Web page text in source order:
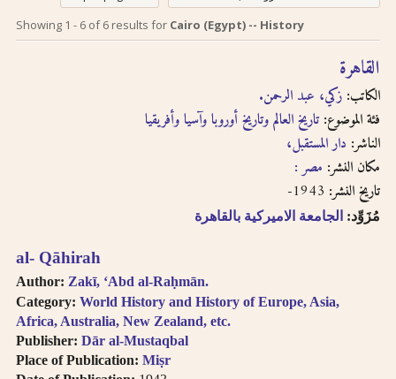
Search tips in
Arabic
perform on this site
of the books. As
searching
technologies for
Arabic OCR develop,
we intend to
introduce full-text
إرشادات للبحث لدى
استخدام الترجمة
الصوتية بالحروف
اللاتينية
إن عملية البحث التي تجريها في
هذا الموقع تعطي وصف
ببليوغرافي عن الكتاب
المسترجع باللغتين العربية
والانجليزية ولكنها لا تقدّم
عندما تتطوّر إمكانية استخدام
Showing 1 - 6of6 results for Cairo (Egypt) -- History
al- Qāhirah
Author: Zakī, ʻAbd al-Raḥmān.
Category: World History and History of Europe, Asia,
Africa, Australia, New Zealand, etc.
Publisher: Dār al-Mustaqbal
Place of Publication: Miṣr
القاهرة
الكاتب: زكي، عبد الرحمن.
فئة الموضوع: تاريخ العالم وتاريخ أوروبا وآسيا وأفريقيا
الناشر: دار المستقبل،
مكان النشر: مصر :
تاريخ النشر:
مُزَوِّد: الجامعة الاميركية بالقاهرة